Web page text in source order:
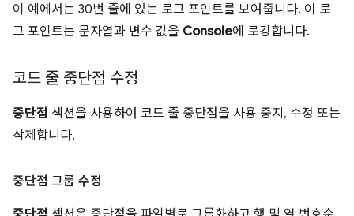
이 예에서는 30번 줄에 있는 로그 포인트를 보여줍니다. 이 로
그 포인트는 문자열과 변수 값을 Console에 로깅합니다.
코드 줄 중단점 수정
중단점 섹션을 사용하여 코드 줄 중단점을 사용 중지, 수정 또는
삭제합니다.
중단점 그룹 수정